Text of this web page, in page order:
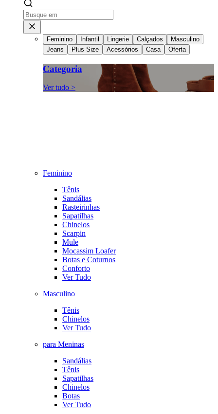
Feminino Infantil Lingerie Calçados
Masculino
Jeans
Plus Size Acessórios Casa Oferta
Categoria
Ver tudo >
Feminino
Tênis
Sandálias
Rasteirinhas
Sapatilhas
Chinelos
Scarpin
Mule
Mocassim Loafer
Botas e Coturnos
Conforto
Ver Tudo
Masculino
Tênis
Chinelos
Ver Tudo
para Meninas
Sandálias
Tênis
Sapatilhas
Chinelos
Botas
Ver Tudo